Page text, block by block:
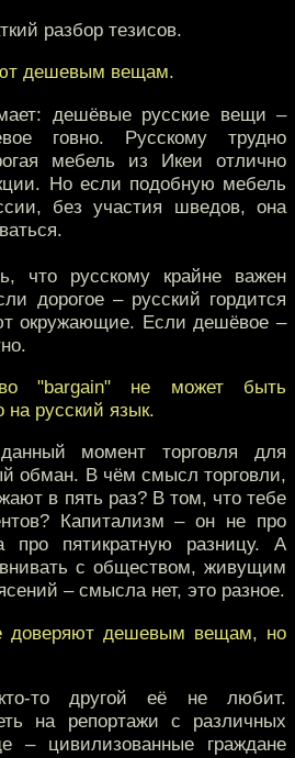
разбор тезисов.
дешевым вещам.
дешёвые русские вещи –
говно. Русскому трудно
мебель из Икеи отлично
Но если подобную мебель
без участия шведов, она
что русскому крайне важен
дорогое – русский гордится
окружающие. Если дешёвое –
"bargain" не может быть
на русский язык.
момент торговля для
обман. В чём смысл торговли,
в пять раз? В том, что тебе
Капитализм – он не про
про пятикратную разницу. А
с обществом, живущим
– смысла нет, это разное.
доверяют дешевым вещам, но
то другой её не любит.
на репортажи с различных
– цивилизованные граждане